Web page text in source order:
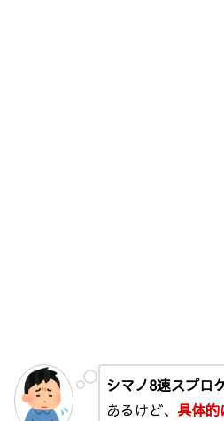
シマノ8速スプロ
あるけど、 具体